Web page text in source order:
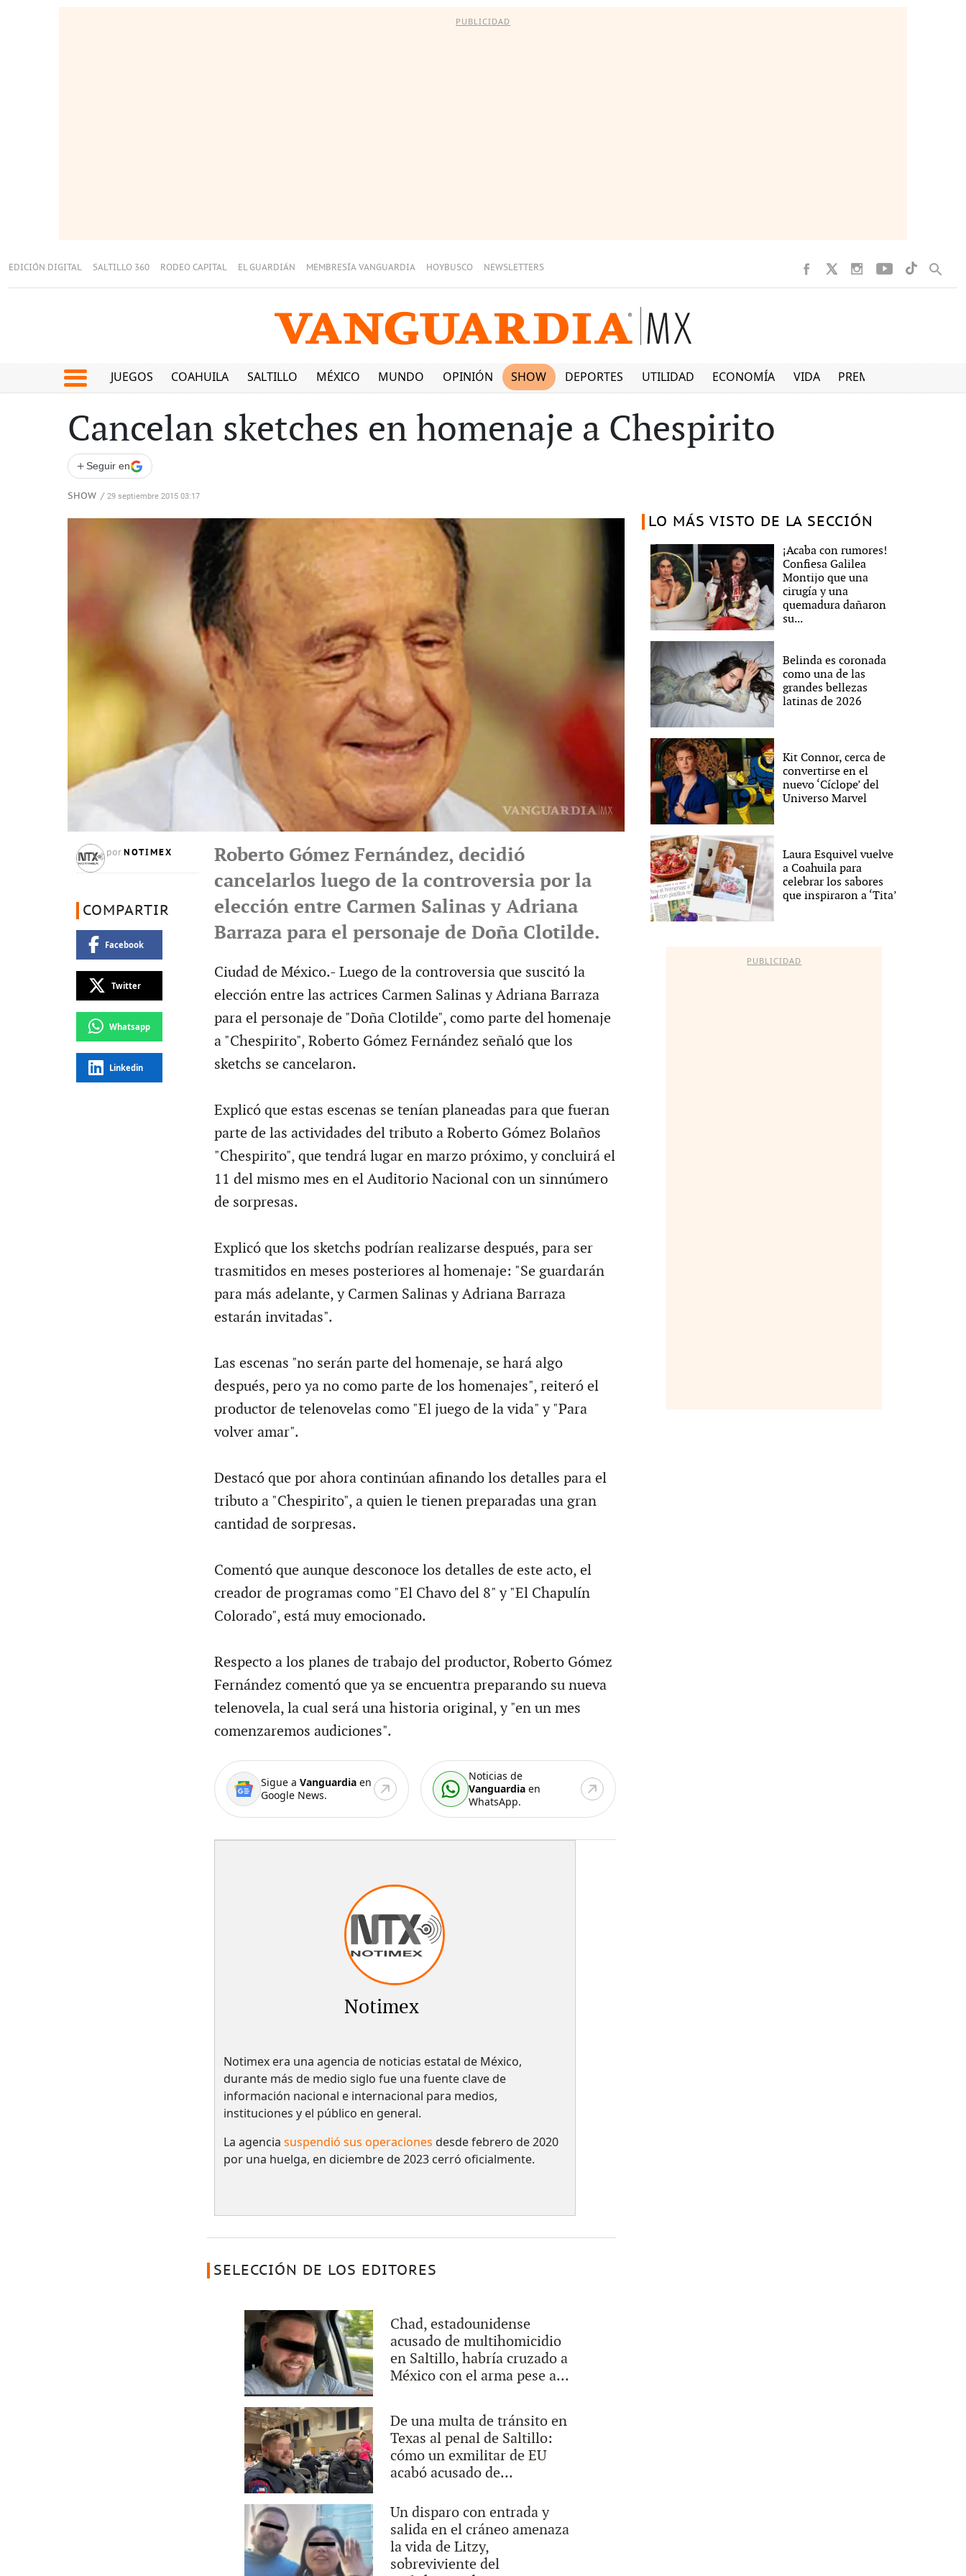
PUBLICIDAD
EDICIÓN DIGITAL SALTILLO 360 RODEO CAPITAL EL GUARDIÁN MEMBRESÍA VANGUARDIA HOYBUSCO NEWSLETTERS
JUEGOS COAHUILA SALTILLO MÉXICO MUNDO OPINIÓN SHOW DEPORTES UTILIDAD ECONOMÍA VIDA PREMIUM
Cancelan sketches en homenaje a Chespirito
+ Seguir en
SHOW / 29 septiembre 2015 03:17
por NOTIMEX
COMPARTIR
Facebook
Twitter
Whatsapp
Linkedin
Roberto Gómez Fernández, decidió
cancelarlos luego de la controversia por la
elección entre Carmen Salinas y Adriana
Barraza para el personaje de Doña Clotilde.
Ciudad de México.- Luego de la controversia que suscitó la
elección entre las actrices Carmen Salinas y Adriana Barraza
para el personaje de "Doña Clotilde", como parte del homenaje
a "Chespirito", Roberto Gómez Fernández señaló que los
sketchs se cancelaron.
Explicó que estas escenas se tenían planeadas para que fueran
parte de las actividades del tributo a Roberto Gómez Bolaños
"Chespirito", que tendrá lugar en marzo próximo, y concluirá el
11 del mismo mes en el Auditorio Nacional con un sinnúmero
de sorpresas.
Explicó que los sketchs podrían realizarse después, para ser
trasmitidos en meses posteriores al homenaje: "Se guardarán
para más adelante, y Carmen Salinas y Adriana Barraza
estarán invitadas".
Las escenas "no serán parte del homenaje, se hará algo
después, pero ya no como parte de los homenajes", reiteró el
productor de telenovelas como "El juego de la vida" y "Para
volver amar".
Destacó que por ahora continúan afinando los detalles para el
tributo a "Chespirito", a quien le tienen preparadas una gran
cantidad de sorpresas.
Comentó que aunque desconoce los detalles de este acto, el
creador de programas como "El Chavo del 8" y "El Chapulín
Colorado", está muy emocionado.
Respecto a los planes de trabajo del productor, Roberto Gómez
Fernández comentó que ya se encuentra preparando su nueva
telenovela, la cual será una historia original, y "en un mes
comenzaremos audiciones".
Sigue a Vanguardiaen
Google News.
Noticias de
Vanguardia en
WhatsApp.
Notimex
Notimex era una agencia de noticias estatal de México,
durante más de medio siglo fue una fuente clave de
información nacional e internacional para medios,
instituciones y el público en general.
La agencia suspendió sus operaciones desde febrero de 2020
por una huelga, en diciembre de 2023 cerró oficialmente.
SELECCIÓN DE LOS EDITORES
Chad, estadounidense
acusado de multihomicidio
en Saltillo, habría cruzado a
México con el arma pese a...
De una multa de tránsito en
Texas al penal de Saltillo:
cómo un exmilitar de EU
acabó acusado de...
Un disparo con entrada y
salida en el cráneo amenaza
la vida de Litzy,
sobreviviente del
LO MÁS VISTO DE LA SECCIÓN
¡Acaba con rumores!
Confiesa Galilea
Montijo que una
cirugía y una
quemadura dañaron
su...
Belinda es coronada
como una de las
grandes bellezas
latinas de 2026
Kit Connor, cerca de
convertirse en el
nuevo ‘Cíclope’ del
Universo Marvel
Laura Esquivel vuelve
a Coahuila para
celebrar los sabores
que inspiraron a ‘Tita’
PUBLICIDAD